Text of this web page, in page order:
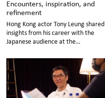
Encounters, inspiration, and
refinement
Hong Kong actor Tony Leung shared
insights from his career with the
Japanese audience at the
International Film Festival.